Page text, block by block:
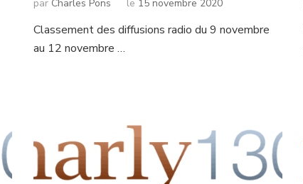
par Charles Pons le 15 novembre 2020
Classement des diffusions radio du 9 novembre
au 12 novembre …